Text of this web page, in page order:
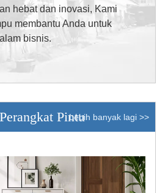
hebat dan inovasi, Kami
membantu Anda untuk
bisnis.
Pintu
Lebih banyak lagi >>